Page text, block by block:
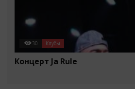
30 Клубы
Концерт Ja Rule